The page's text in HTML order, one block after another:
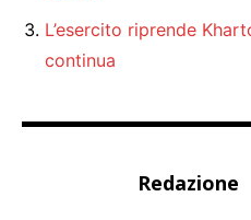
L’esercito riprende
continua
Redazione